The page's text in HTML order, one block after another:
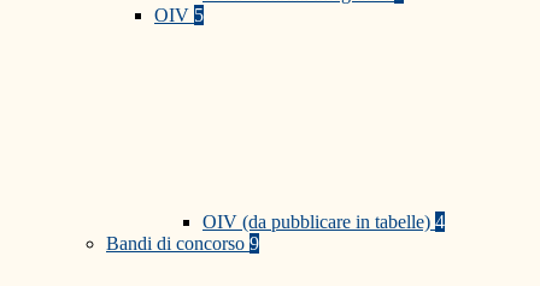
OIV 5
OIV (da pubblicare in tabelle) 4
Bandi di concorso 9